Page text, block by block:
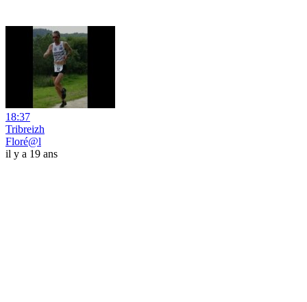
18:37
Tribreizh
Floré@l
il y a 19 ans